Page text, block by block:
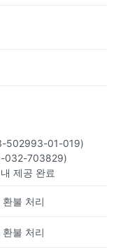
502993-01-019)
032-703829)
제공 완료
불 처리
불 처리